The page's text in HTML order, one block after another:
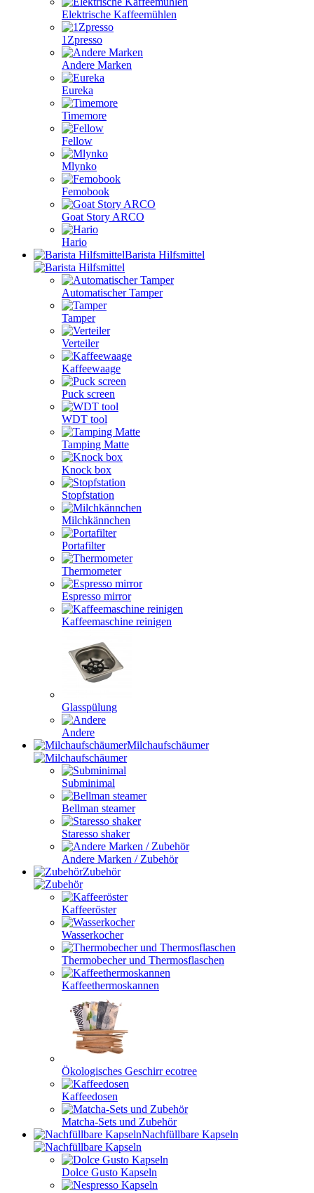
Elektrische Kaffeemühlen
1Zpresso
Andere Marken
Eureka
Timemore
Fellow
Mlynko
Femobook
Goat Story ARCO
Hario
Barista Hilfsmittel
Automatischer Tamper
Tamper
Verteiler
Kaffeewaage
Puck screen
WDT tool
Tamping Matte
Knock box
Stopfstation
Milchkännchen
Portafilter
Thermometer
Espresso mirror
Kaffeemaschine reinigen
Glasspülung
Andere
Milchaufschäumer
Subminimal
Bellman steamer
Staresso shaker
Andere Marken / Zubehör
Zubehör
Kaffeeröster
Wasserkocher
Thermobecher und Thermosflaschen
Kaffeethermoskannen
Ökologisches Geschirr ecotree
Kaffeedosen
Matcha-Sets und Zubehör
Nachfüllbare Kapseln
Dolce Gusto Kapseln